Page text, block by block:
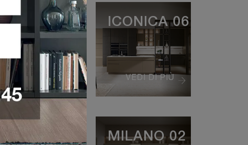
VEDI DI PIÙ
START-
TIME
PRESA 06
VEDI DI PIÙ
ICONICA 06
LIKE J 01 MILANO 02